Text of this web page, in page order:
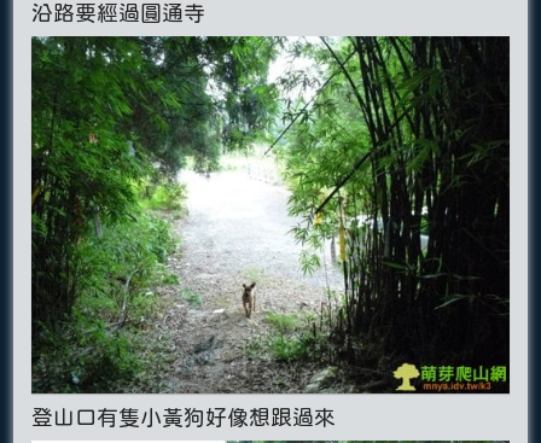
沿路要經過圓通寺
登山口有隻小黃狗好像想跟過來